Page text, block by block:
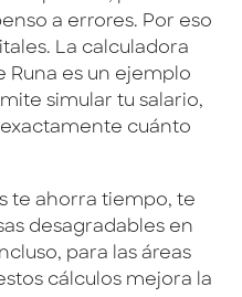
a errores. Por eso
La calculadora
Runa es un ejemplo
simular tu salario,
cuánto
te ahorra tiempo, te
desagradables en
para las áreas
cálculos mejora la